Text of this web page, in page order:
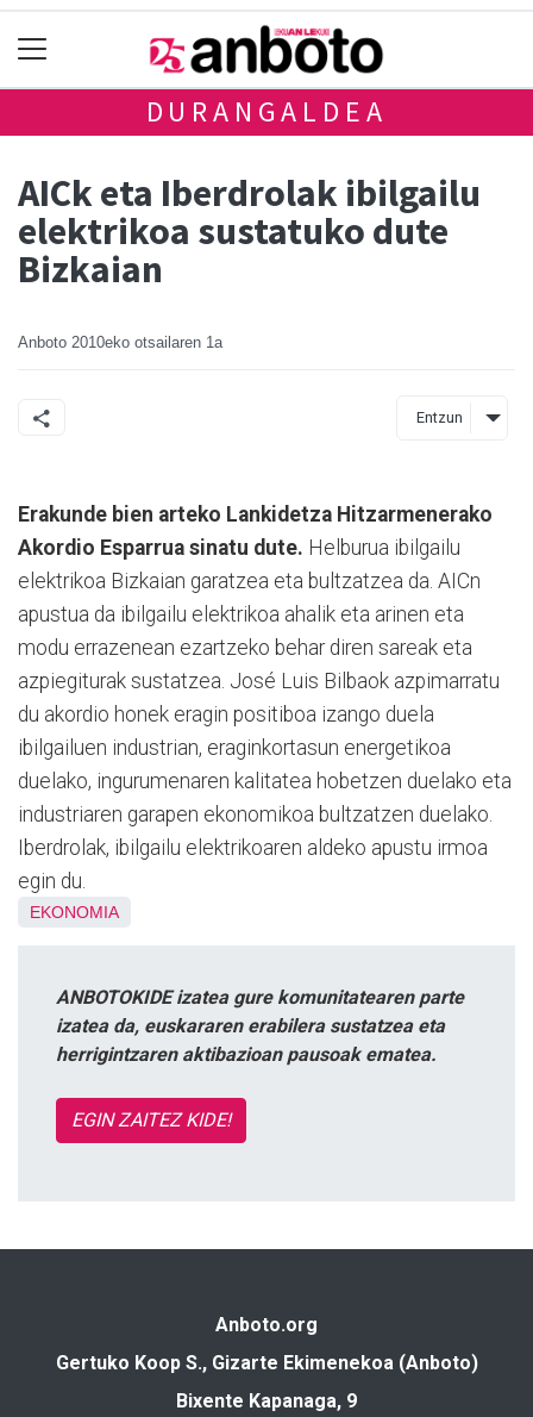
DURANGALDEA
AICk eta Iberdrolak ibilgailu
elektrikoa sustatuko dute
Bizkaian
Anboto 2010eko otsailaren 1a
Entzun
Erakunde bien arteko Lankidetza Hitzarmenerako
Akordio Esparrua sinatu dute. Helburua ibilgailu
elektrikoa Bizkaian garatzea eta bultzatzea da. AICn
apustua da ibilgailu elektrikoa ahalik eta arinen eta
modu errazenean ezartzeko behar diren sareak eta
azpiegiturak sustatzea. José Luis Bilbaok azpimarratu
du akordio honek eragin positiboa izango duela
ibilgailuen industrian, eraginkortasun energetikoa
duelako, ingurumenaren kalitatea hobetzen duelako eta
industriaren garapen ekonomikoa bultzatzen duelako.
Iberdrolak, ibilgailu elektrikoaren aldeko apustu irmoa
egin du.
EKONOMIA
ANBOTOKIDE izatea gure komunitatearen parte
izatea da, euskararen erabilera sustatzea eta
herrigintzaren aktibazioan pausoak ematea.
EGIN ZAITEZ KIDE!
Anboto.org
Gertuko Koop S., Gizarte Ekimenekoa (Anboto)
Bixente Kapanaga, 9